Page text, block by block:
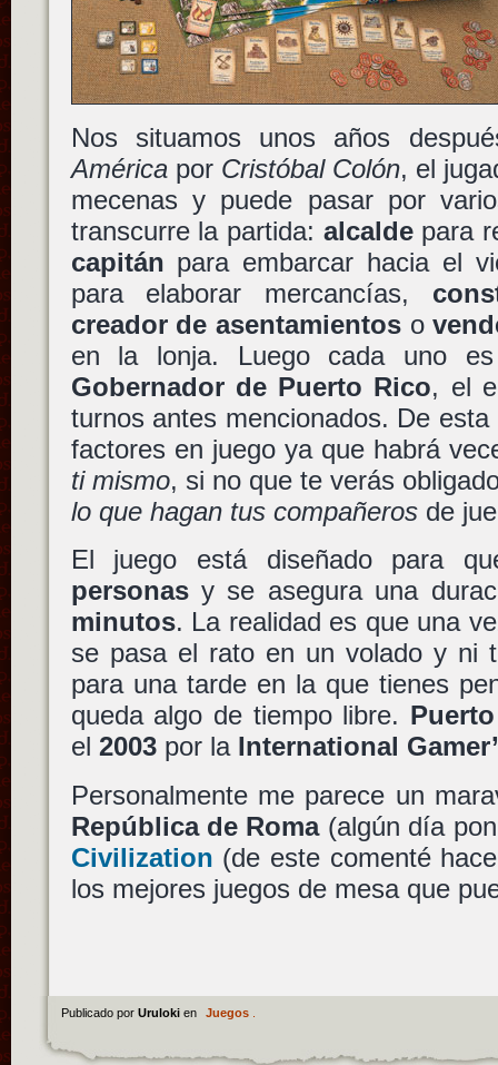
Nos situamos unos años
Américapor Cristóbal Colón, el
mecenas y puede pasar por
transcurre la partida: alcaldepara
capitán para embarcar hacia el
para elaborar mercancías,
creador de asentamientoso
en la lonja. Luego cada uno
Gobernador de Puerto Rico, el
turnos antes mencionados. De
factores en juego ya que habrá
ti mismo, si no que te verás
lo que hagan tus compañerosde
El juego está diseñado para
personasy se asegura una
minutos. La realidad es que una
se pasa el rato en un volado y ni
para una tarde en la que tienes
queda algo de tiempo libre.
el 2003por la International
Personalmente me parece un
República de Roma(algún día
Civilization (de este comenté
los mejores juegos de mesa que
Publicado por Uruloki en Juegos.